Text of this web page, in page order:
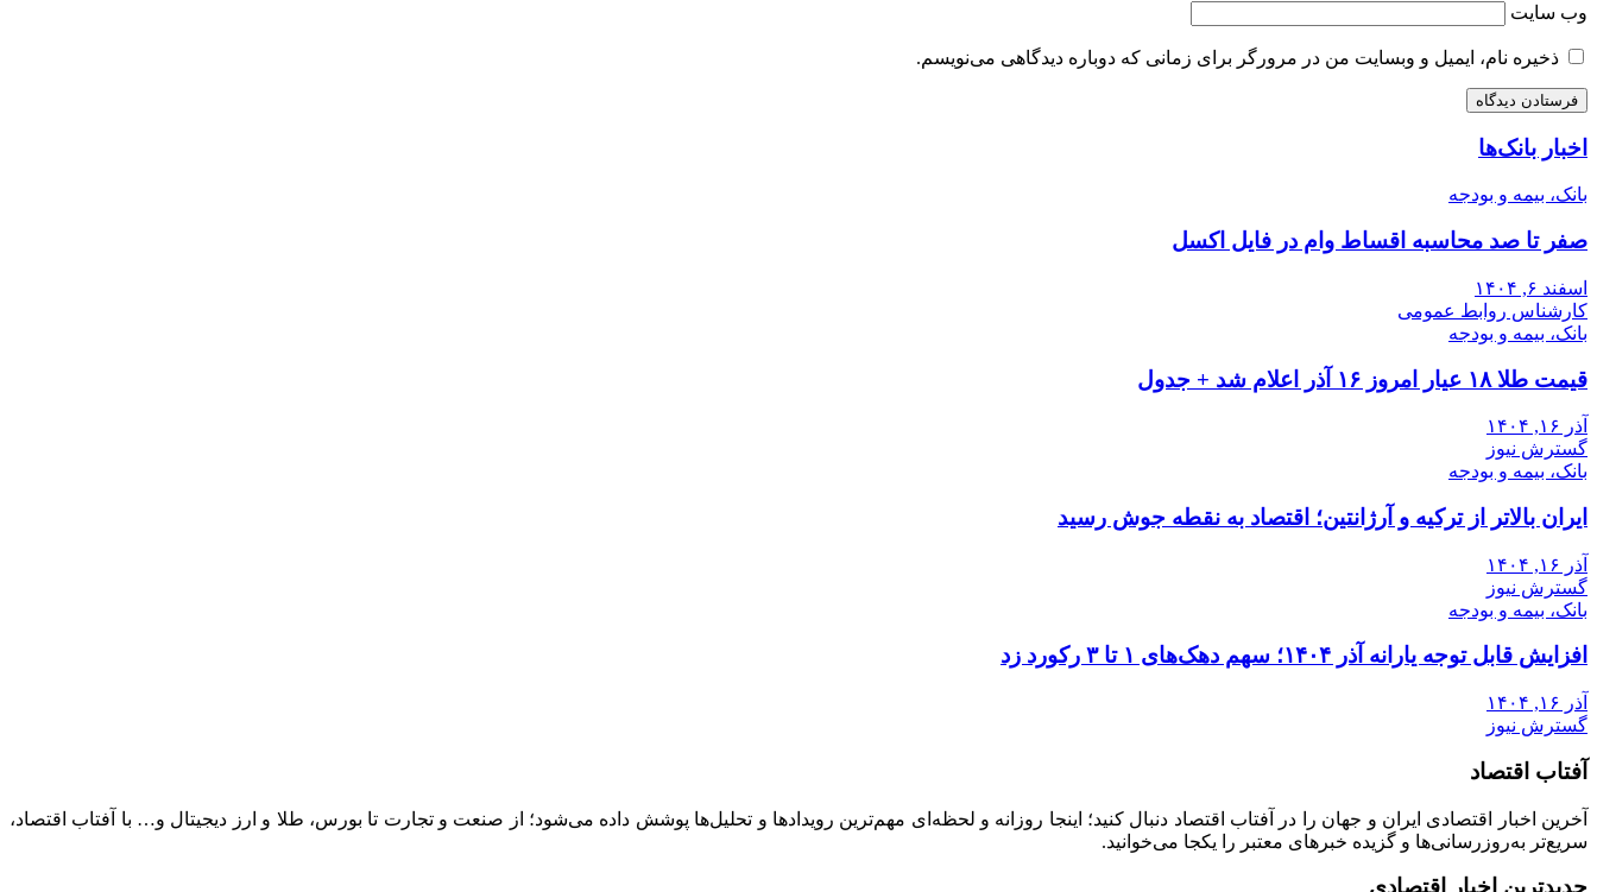
وب‌ سایت
ذخیره نام، ایمیل و وبسایت من در مرورگر برای زمانی که دوباره دیدگاهی می‌نویسم.
اخبار بانک‌ها
بانک، بیمه و بودجه
صفر تا صد محاسبه اقساط وام در فایل اکسل
اسفند ۶, ۱۴۰۴
کارشناس روابط عمومی
بانک، بیمه و بودجه
قیمت طلا ۱۸ عیار امروز ۱۶ آذر اعلام شد + جدول
آذر ۱۶, ۱۴۰۴
گسترش نیوز
بانک، بیمه و بودجه
ایران بالاتر از ترکیه و آرژانتین؛ اقتصاد به نقطه جوش رسید
آذر ۱۶, ۱۴۰۴
گسترش نیوز
بانک، بیمه و بودجه
افزایش قابل توجه یارانه آذر ۱۴۰۴؛ سهم دهک‌های ۱ تا ۳ رکورد زد
آذر ۱۶, ۱۴۰۴
گسترش نیوز
آفتاب اقتصاد
آخرین اخبار اقتصادی ایران و جهان را در آفتاب اقتصاد دنبال کنید؛ اینجا روزانه و لحظه‌ای مهم‌ترین رویدادها و تحلیل‌ها پوشش داده می‌شود؛ از صنعت و تجارت تا بورس، طلا و ارز دیجیتال و… با آفتاب اقتصاد،
سریع‌تر به‌روزرسانی‌ها و گزیده خبرهای معتبر را یکجا می‌خوانید.